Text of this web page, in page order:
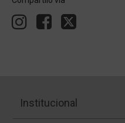
Institucional